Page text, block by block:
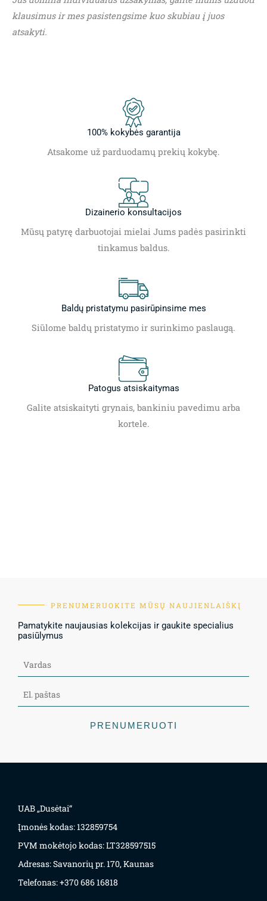
klausimus ir mes pasistengsime kuo skubiau į juos
atsakyti.
100% kokybės garantija
Atsakome už parduodamų prekių kokybę.
Dizainerio konsultacijos
Mūsų patyrę darbuotojai mielai Jums padės pasirinkti
tinkamus baldus.
Baldų pristatymu pasirūpinsime mes
Siūlome baldų pristatymo ir surinkimo paslaugą.
Patogus atsiskaitymas
Galite atsiskaityti grynais, bankiniu pavedimu arba
kortele.
PRENUMERUOKITE MŪSŲ NAUJIENLAIŠKĮ
Pamatykite naujausias kolekcijas ir gaukite specialius
pasiūlymus
PRENUMERUOTI
UAB „Dusėtai“
Įmonės kodas: 132859754
PVM mokėtojo kodas: LT328597515
Adresas: Savanorių pr. 170, Kaunas
Telefonas: +370 686 16818